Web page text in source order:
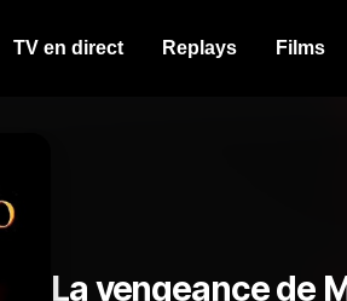
TV en direct Replays Films
La vengeance de